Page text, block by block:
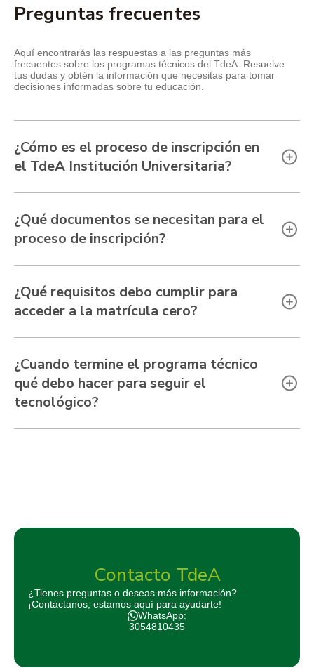
Preguntas frecuentes
Aquí encontrarás las respuestas a las preguntas más
frecuentes sobre los programas técnicos del TdeA. Resuelve
tus dudas y obtén la información que necesitas para tomar
decisiones informadas sobre tu educación.
¿Cómo es el proceso de inscripción en
el TdeA Institución Universitaria?
¿Qué documentos se necesitan para el
proceso de inscripción?
¿Qué requisitos debo cumplir para
acceder a la matrícula cero?
¿Cuando termine el programa técnico
qué debo hacer para seguir el
tecnológico?
Contacto TdeA
¿Tienes preguntas o deseas más información?
¡Contáctanos, estamos aquí para ayudarte!
WhatsApp:
3054810435